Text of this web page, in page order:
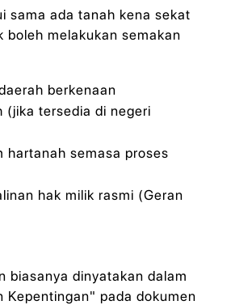
sama ada tanah kena sekat
boleh melakukan semakan
berkenaan
(jika tersedia di negeri
hartanah semasa proses
hak milik rasmi (Geran
biasanya dinyatakan dalam
Kepentingan" pada dokumen